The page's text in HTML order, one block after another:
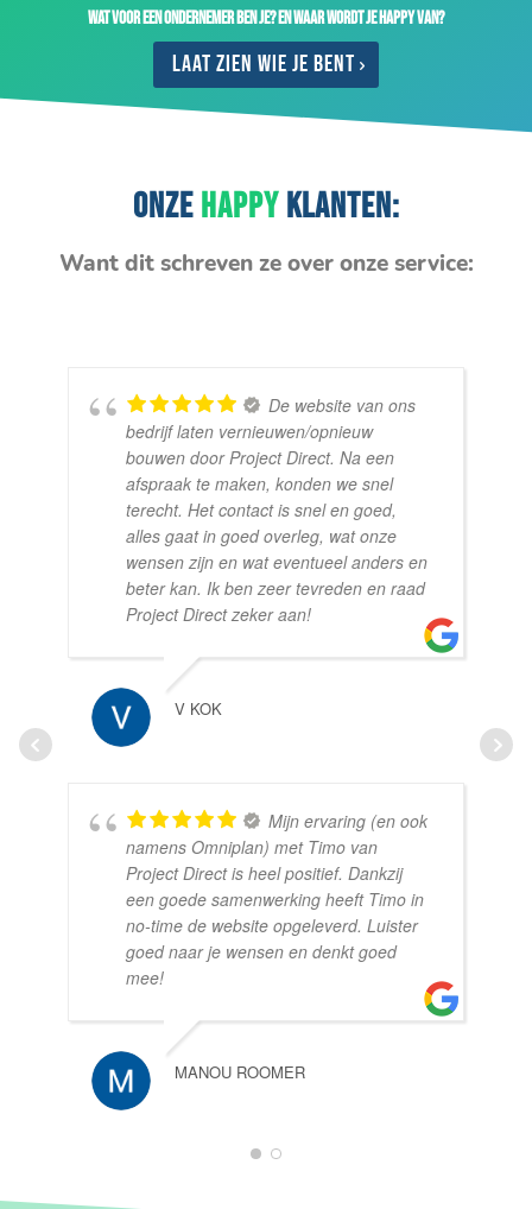
Wat voor een ondernemer ben je? En waar wordt je happy van?
Laat zien wie je bent
ONZEHAPPYKLANTEN:
Want dit schreven ze over onze service:
De website van ons
bedrijf laten vernieuwen/opnieuw
bouwen door Project Direct. Na een
afspraak te maken, konden we snel
terecht. Het contact is snel en goed,
alles gaat in goed overleg, wat onze
wensen zijn en wat eventueel anders en
beter kan. Ik ben zeer tevreden en raad
Project Direct zeker aan!
V KOK
Mijn ervaring (en ook
namens Omniplan) met Timo van
Project Direct is heel positief. Dankzij
een goede samenwerking heeft Timo in
no-time de website opgeleverd. Luister
goed naar je wensen en denkt goed
mee!
MANOU ROOMER
1 2